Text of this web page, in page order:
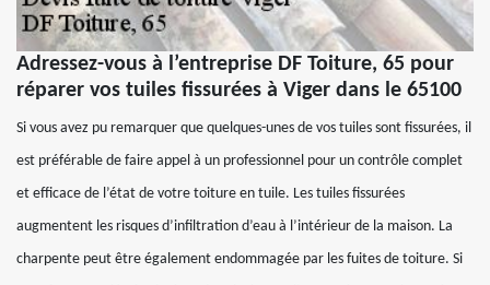
Adressez-vous à l’entreprise DF Toiture, 65 pour
réparer vos tuiles fissurées à Viger dans le 65100
Si vous avez pu remarquer que quelques-unes de vos tuiles sont fissurées, il
est préférable de faire appel à un professionnel pour un contrôle complet
et efficace de l’état de votre toiture en tuile. Les tuiles fissurées
augmentent les risques d’infiltration d’eau à l’intérieur de la maison. La
charpente peut être également endommagée par les fuites de toiture. Si